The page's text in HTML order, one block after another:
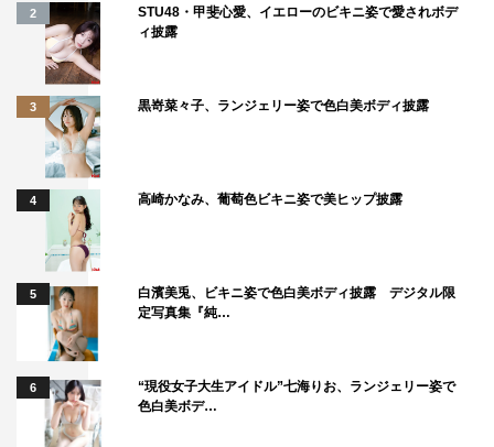
2
STU48・甲斐心愛、イエローのビキニ姿で愛されボデ
ィ披露
3 黒嵜菜々子、ランジェリー姿で色白美ボディ披露
4 高崎かなみ、葡萄色ビキニ姿で美ヒップ披露
5
白濱美兎、ビキニ姿で色白美ボディ披露 デジタル限
定写真集『純…
6
“現役女子大生アイドル”七海りお、ランジェリー姿で
色白美ボデ…